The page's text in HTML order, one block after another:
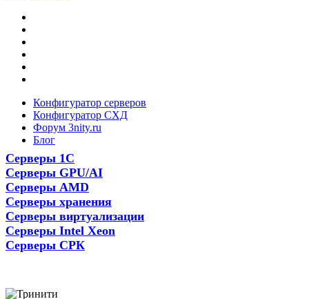
Конфигуратор серверов
Конфигуратор СХД
Форум 3nity.ru
Блог
Серверы 1С
Серверы GPU/AI
Серверы AMD
Серверы хранения
Серверы виртуализации
Серверы Intel Xeon
Серверы СРК